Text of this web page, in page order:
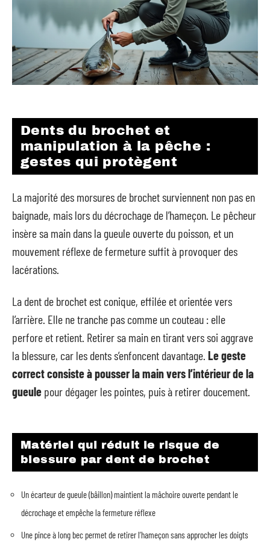
Dents du brochet et
manipulation à la pêche :
gestes qui protègent
La majorité des morsures de brochet surviennent non pas en
baignade, mais lors du décrochage de l’hameçon. Le pêcheur
insère sa main dans la gueule ouverte du poisson, et un
mouvement réflexe de fermeture suffit à provoquer des
lacérations.
La dent de brochet est conique, effilée et orientée vers
l’arrière. Elle ne tranche pas comme un couteau : elle
perfore et retient. Retirer sa main en tirant vers soi aggrave
la blessure, car les dents s’enfoncent davantage. Le geste
correct consiste à pousser la main vers l’intérieur de la
gueule pour dégager les pointes, puis à retirer doucement.
Matériel qui réduit le risque de
blessure par dent de brochet
Un écarteur de gueule (bâillon) maintient la mâchoire ouverte pendant le
décrochage et empêche la fermeture réflexe
Une pince à long bec permet de retirer l’hameçon sans approcher les doigts